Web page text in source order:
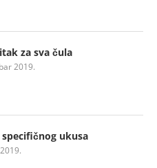
za sva čula
2019.
specifičnog ukusa